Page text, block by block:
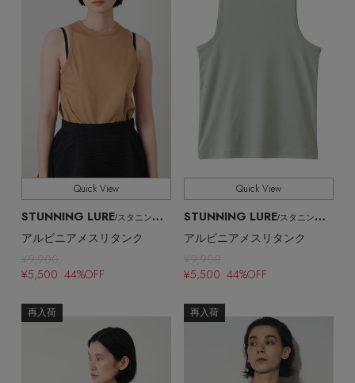
Quick View
STUNNING LURE/スタニングルアー
アルビニアメスリタンク
¥9,900
¥5,500 44%OFF
Quick View
STUNNING LURE/スタニングルアー
アルビニアメスリタンク
¥9,900
¥5,500 44%OFF
再入荷 再入荷